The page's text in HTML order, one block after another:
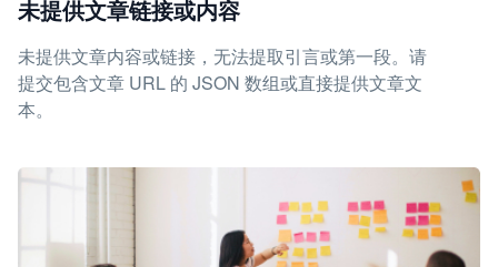
未提供文章链接或内容
未提供文章内容或链接，无法提取引言或第一段。请
提交包含文章 URL 的 JSON 数组或直接提供文章文
本。